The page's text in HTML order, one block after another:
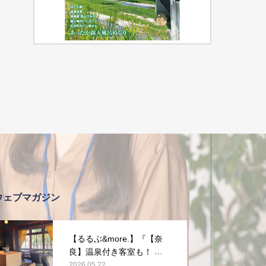
ェブマガジン
【るるぶ&more.】『【奈
良】温泉付き客室も！ 旧
2026.05.22